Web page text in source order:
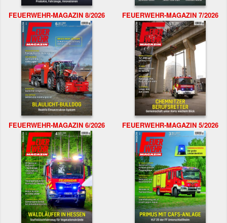
FEUERWEHR-MAGAZIN 8/2026 FEUERWEHR-MAGAZIN 7/2026
FEUERWEHR-MAGAZIN 6/2026 FEUERWEHR-MAGAZIN 5/2026